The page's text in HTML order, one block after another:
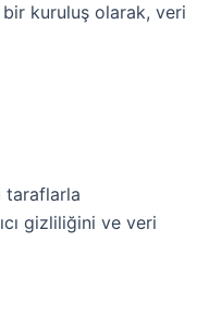
bir kuruluş olarak, veri
taraflarla
gizliliğini ve veri